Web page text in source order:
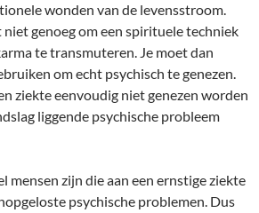
wonden van de levensstroom.
niet genoeg om een spirituele techniek
te transmuteren. Je moet dan
om echt psychisch te genezen.
ziekte eenvoudig niet genezen worden
liggende psychische probleem
mensen zijn die aan een ernstige ziekte
psychische problemen. Dus